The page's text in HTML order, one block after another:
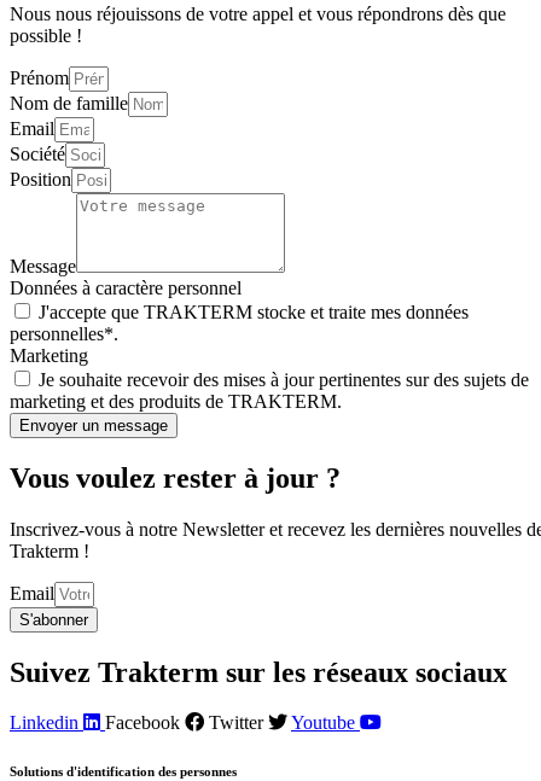
Nous nous réjouissons de votre appel et vous répondrons dès que
possible !
Prénom
Nom de famille
Email
Société
Position
Message
Données à caractère personnel
J'accepte que TRAKTERM stocke et traite mes données
personnelles*.
Marketing
Je souhaite recevoir des mises à jour pertinentes sur des sujets de
marketing et des produits de TRAKTERM.
Envoyer un message
Vous voulez rester à jour ?
Inscrivez-vous à notre Newsletter et recevez les dernières nouvelles
Trakterm !
Email
S'abonner
Suivez Trakterm sur les réseaux sociaux
Linkedin Facebook Twitter Youtube
Solutions d'identification des personnes